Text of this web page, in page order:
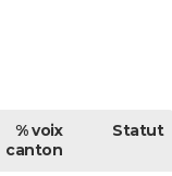
% voix
canton
Statut